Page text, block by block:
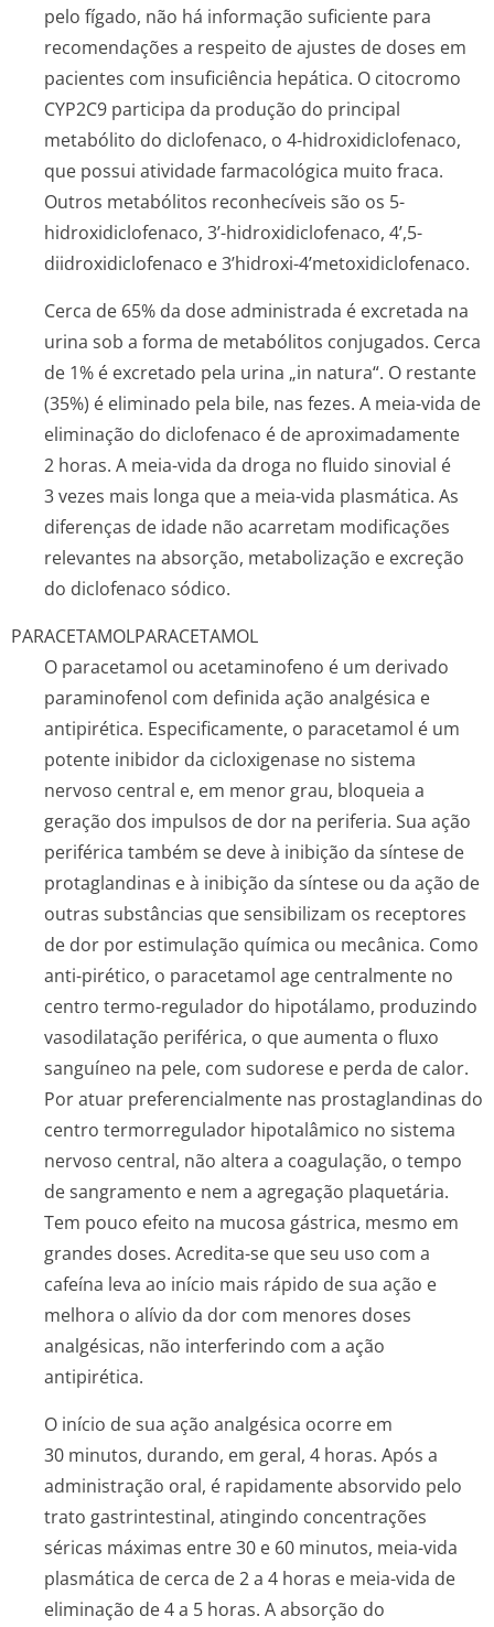
pelo fígado, não há informação suficiente para
recomendações a respeito de ajustes de doses em
pacientes com insuficiência hepática. O citocromo
CYP2C9 participa da produção do principal
metabólito do diclofenaco, o 4-hidroxidiclofenaco,
que possui atividade farmacológica muito fraca.
Outros metabólitos reconhecíveis são os 5-
hidroxidiclofenaco, 3’-hidroxidiclofenaco, 4’,5-
diidroxidiclofenaco e 3’hidroxi-4’metoxidiclo­fenaco.
Cerca de 65% da dose administrada é excretada na
urina sob a forma de metabólitos conjugados. Cerca
de 1% é excretado pela urina „in natura“. O restante
(35%) é eliminado pela bile, nas fezes. A meia-vida de
eliminação do diclofenaco é de aproximadamente
2 horas. A meia-vida da droga no fluido sinovial é
3 vezes mais longa que a meia-vida plasmática. As
diferenças de idade não acarretam modificações
relevantes na absorção, metabolização e excreção
do diclofenaco sódico.
PARACETAMOLPARACETAMOL
O paracetamol ou acetaminofeno é um derivado
paraminofenol com definida ação analgésica e
antipirética. Especificamente, o paracetamol é um
potente inibidor da cicloxigenase no sistema
nervoso central e, em menor grau, bloqueia a
geração dos impulsos de dor na periferia. Sua ação
periférica também se deve à inibição da síntese de
protaglandinas e à inibição da síntese ou da ação de
outras substâncias que sensibilizam os receptores
de dor por estimulação química ou mecânica. Como
anti-pirético, o paracetamol age centralmente no
centro termo-regulador do hipotálamo, produzindo
vasodilatação periférica, o que aumenta o fluxo
sanguíneo na pele, com sudorese e perda de calor.
Por atuar preferencialmente nas prostaglandinas do
centro termorregulador hipotalâmico no sistema
nervoso central, não altera a coagulação, o tempo
de sangramento e nem a agregação plaquetária.
Tem pouco efeito na mucosa gástrica, mesmo em
grandes doses. Acredita-se que seu uso com a
cafeína leva ao início mais rápido de sua ação e
melhora o alívio da dor com menores doses
analgésicas, não interferindo com a ação
antipirética.
O início de sua ação analgésica ocorre em
30 minutos, durando, em geral, 4 horas. Após a
administração oral, é rapidamente absorvido pelo
trato gastrintestinal, atingindo concentrações
séricas máximas entre 30 e 60 minutos, meia-vida
plasmática de cerca de 2 a 4 horas e meia-vida de
eliminação de 4 a 5 horas. A absorção do